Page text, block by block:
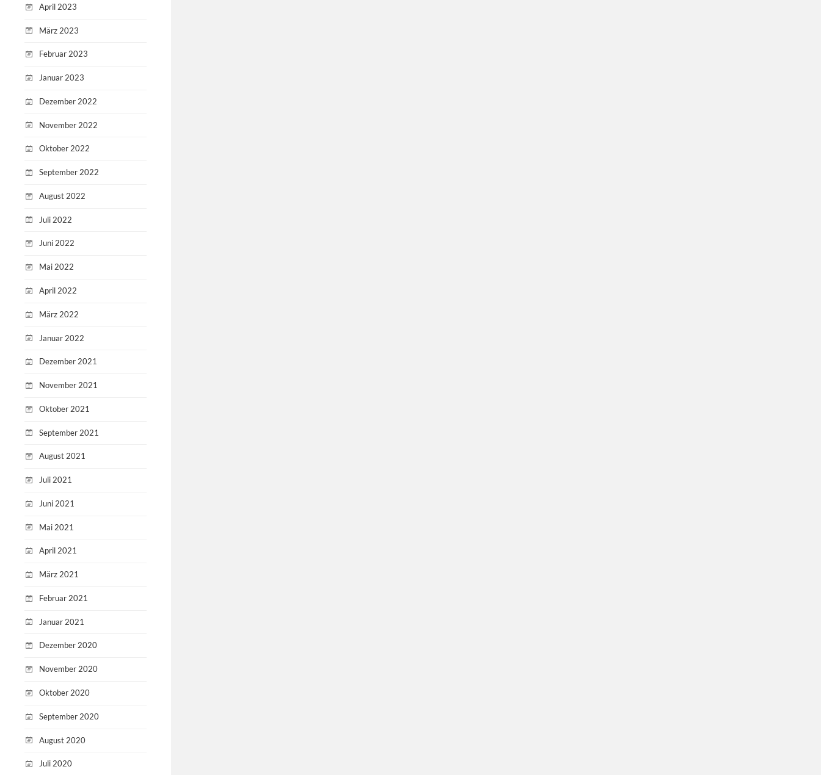
April 2023
März 2023
Februar 2023
Januar 2023
Dezember 2022
November 2022
Oktober 2022
September 2022
August 2022
Juli 2022
Juni 2022
Mai 2022
April 2022
März 2022
Januar 2022
Dezember 2021
November 2021
Oktober 2021
September 2021
August 2021
Juli 2021
Juni 2021
Mai 2021
April 2021
März 2021
Februar 2021
Januar 2021
Dezember 2020
November 2020
Oktober 2020
September 2020
August 2020
Juli 2020